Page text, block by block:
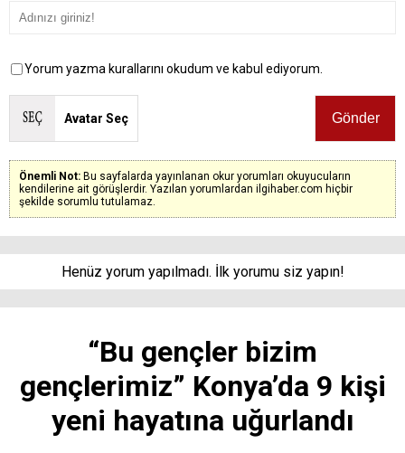
Yorum yazma kurallarını okudum ve kabul ediyorum.
Avatar Seç
Önemli Not: Bu sayfalarda yayınlanan okur yorumları okuyucuların
kendilerine ait görüşlerdir. Yazılan yorumlardan ilgihaber.com hiçbir
şekilde sorumlu tutulamaz.
Henüz yorum yapılmadı. İlk yorumu siz yapın!
“Bu gençler bizim
gençlerimiz” Konya’da 9 kişi
yeni hayatına uğurlandı